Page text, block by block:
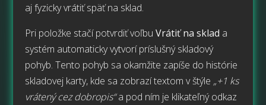
aj fyzicky vrátiť späť na sklad.
Pri položke stačí potvrdiť voľbuVrátiť na sklad a
systém automaticky vytvorí príslušný skladový
pohyb. Tento pohyb sa okamžite zapíše do histórie
skladovej karty, kde sa zobrazí textom v štýle „+1 ks
vrátený cez dobropis“a pod ním je klikateľný odkaz